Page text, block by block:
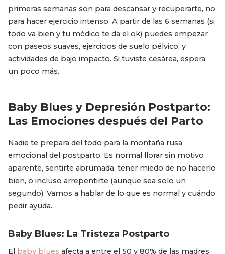
primeras semanas son para descansar y recuperarte, no
para hacer ejercicio intenso. A partir de las 6 semanas (si
todo va bien y tu médico te da el ok) puedes empezar
con paseos suaves, ejercicios de suelo pélvico, y
actividades de bajo impacto. Si tuviste cesárea, espera
un poco más.
Baby Blues y Depresión Postparto:
Las Emociones después del Parto
Nadie te prepara del todo para la montaña rusa
emocional del postparto. Es normal llorar sin motivo
aparente, sentirte abrumada, tener miedo de no hacerlo
bien, o incluso arrepentirte (aunque sea solo un
segundo). Vamos a hablar de lo que es normal y cuándo
pedir ayuda.
Baby Blues: La Tristeza Postparto
El baby blues afecta a entre el 50 y 80% de las madres